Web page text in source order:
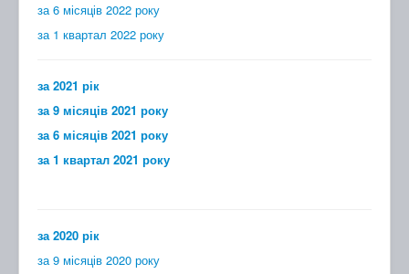
за 6 місяців 2022 року
за 1 квартал 2022 року
за 2021 рік
за 9 місяців 2021 року
за 6 місяців 2021 року
за 1 квартал 2021 року
за 2020 рік
за 9 місяців 2020 року